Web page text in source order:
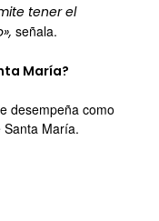
tener el
señala.
María?
desempeña como
Santa María.